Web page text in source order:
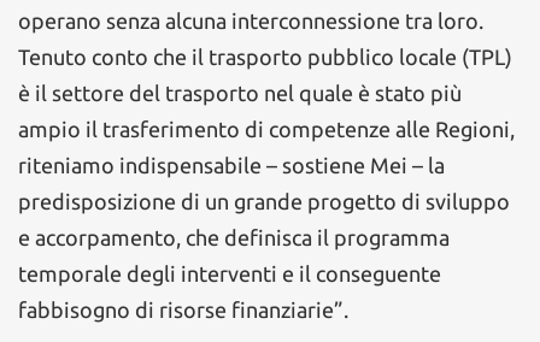
operano senza alcuna interconnessione tra loro.
Tenuto conto che il trasporto pubblico locale (TPL)
è il settore del trasporto nel quale è stato più
ampio il trasferimento di competenze alle Regioni,
riteniamo indispensabile – sostiene Mei – la
predisposizione di un grande progetto di sviluppo
e accorpamento, che definisca il programma
temporale degli interventi e il conseguente
fabbisogno di risorse finanziarie”.